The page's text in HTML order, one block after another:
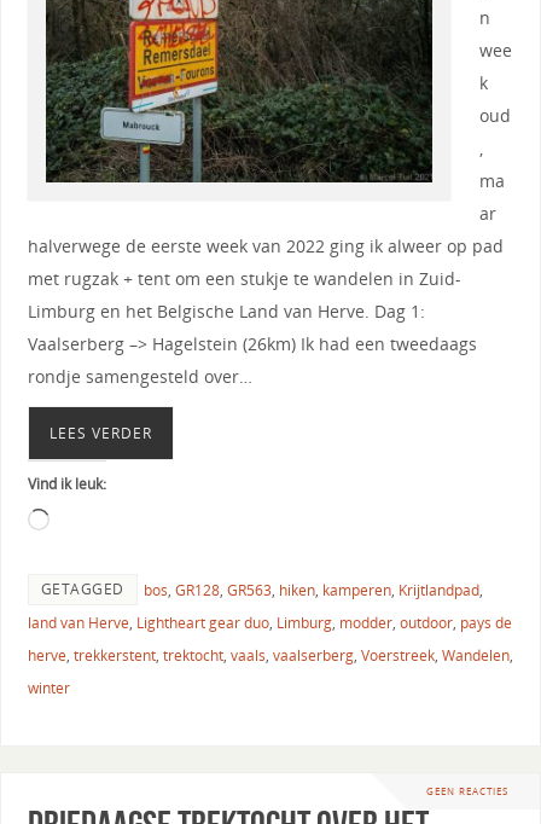
n
wee
k
oud
ma
ar
halverwege de eerste week van 2022 ging ik alweer op pad
met rugzak + tent om een stukje te wandelen in Zuid-
Limburg en het Belgische Land van Herve. Dag 1:
Vaalserberg –> Hagelstein (26km) Ik had een tweedaags
rondje samengesteld over…
LEES VERDER
Vind ik leuk:
GETAGGED bos, GR128, GR563, hiken, kamperen, Krijtlandpad,
land van Herve, Lightheart gear duo, Limburg, modder, outdoor, pays de
herve, trekkerstent, trektocht, vaals, vaalserberg, Voerstreek, Wandelen,
winter
GEEN REACTIES